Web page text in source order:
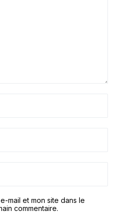
mail et mon site dans le
commentaire.